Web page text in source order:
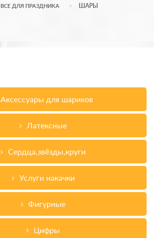
ВСЕ ДЛЯ ПРАЗДНИКА
ШАРЫ
Аксессуары для шариков
Латексные
Сердца,звёзды,круги
Услуги накачки
Фигурные
Цифры